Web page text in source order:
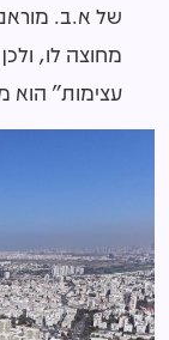
של א.ב.
מחוצה לו,
עצימות" הוא